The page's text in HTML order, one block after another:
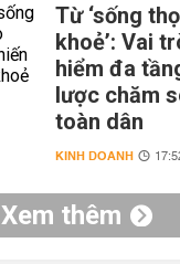
Từ ‘sống
khoẻ’: Vai
hiểm đa
lược chăm
toàn dân
KINH DOANH
Xem thêm